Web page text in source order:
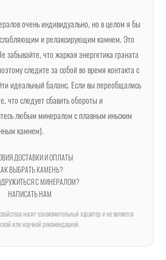
очень индивидуально, но в целом я бы
и релаксирующим камнем. Это
забывайте, что жаркая энергетика граната
следите за собой во время контакта с
идеальный баланс. Если вы переобщались
что следует сбавить обороты и
любым минералом с плавным иньским
камнем).
ДОСТАВКИ И ОПЛАТЫ
ВЫБРАТЬ КАМЕНЬ?
С МИНЕРАЛОМ?
НАПИСАТЬ НАМ
носит ознакомительный характер и не является
или научной рекомендацией.